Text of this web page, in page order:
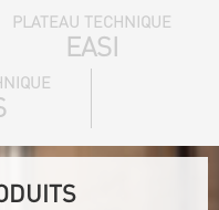
PLATEAU TECHNIQUE
EASI